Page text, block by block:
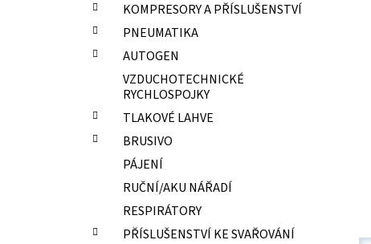
KOMPRESORY A PŘÍSLUŠENSTVÍ
PNEUMATIKA
AUTOGEN
VZDUCHOTECHNICKÉ
RYCHLOSPOJKY
TLAKOVÉ LAHVE
BRUSIVO
PÁJENÍ
RUČNÍ/AKU NÁŘADÍ
RESPIRÁTORY
PŘÍSLUŠENSTVÍ KE SVAŘOVÁNÍ